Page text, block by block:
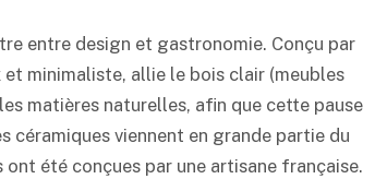
entre design et gastronomie. Conçu par
minimaliste, allie le bois clair (meubles
matières naturelles, afin que cette pause
céramiques viennent en grande partie du
été conçues par une artisane française.